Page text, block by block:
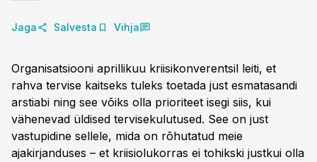
Jaga Salvesta Vihja
Organisatsiooni aprillikuu kriisikonverentsil leiti, et
rahva tervise kaitseks tuleks toetada just esmatasandi
arstiabi ning see võiks olla prioriteet isegi siis, kui
vähenevad üldised tervisekulutused. See on just
vastupidine sellele, mida on rõhutatud meie
ajakirjanduses – et kriisiolukorras ei tohikski justkui olla